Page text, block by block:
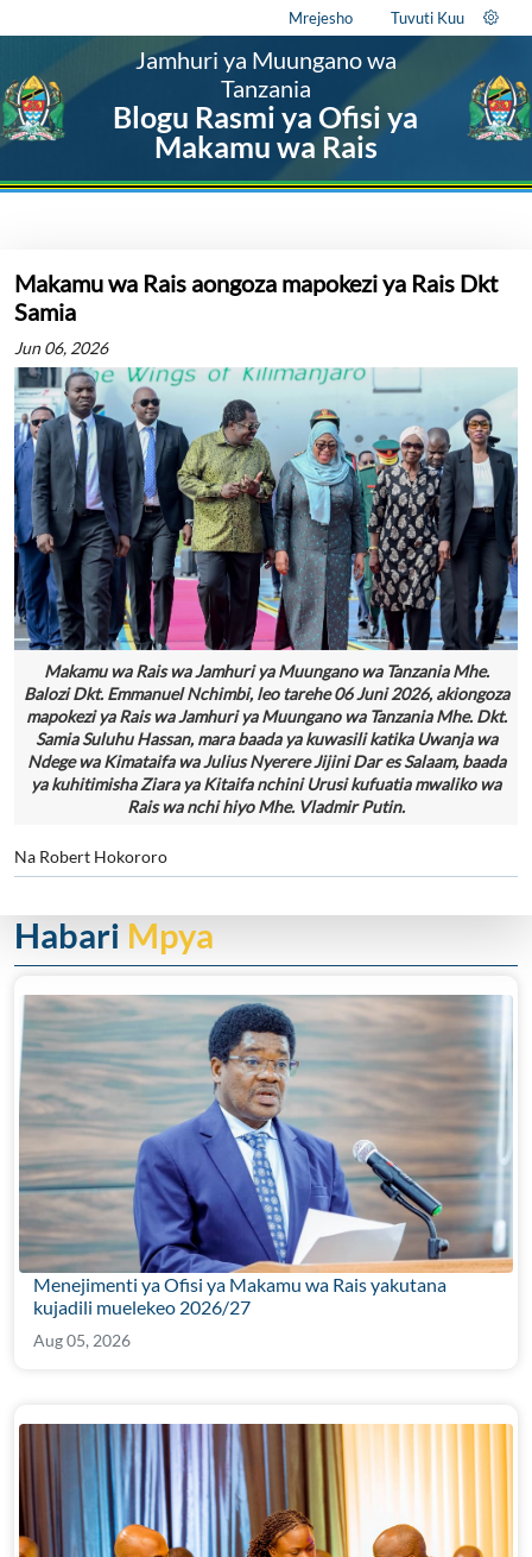
Mrejesho Tuvuti Kuu
Jamhuri ya Muungano wa
Tanzania
Blogu Rasmi ya Ofisi ya
Makamu wa Rais
Makamu wa Rais aongoza mapokezi ya Rais Dkt
Samia
Jun 06, 2026
Makamu wa Rais wa Jamhuri ya Muungano wa Tanzania Mhe.
Balozi Dkt. Emmanuel Nchimbi, leo tarehe 06 Juni 2026, akiongoza
mapokezi ya Rais wa Jamhuri ya Muungano wa Tanzania Mhe. Dkt.
Samia Suluhu Hassan, mara baada ya kuwasili katika Uwanja wa
Ndege wa Kimataifa wa Julius Nyerere Jijini Dar es Salaam, baada
ya kuhitimisha Ziara ya Kitaifa nchini Urusi kufuatia mwaliko wa
Rais wa nchi hiyo Mhe. Vladmir Putin.
Na Robert Hokororo
Habari Mpya
Menejimenti ya Ofisi ya Makamu wa Rais yakutana
kujadili muelekeo 2026/27
Aug 05, 2026